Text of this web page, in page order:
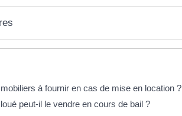
à fournir en cas de mise en location ?
peut-il le vendre en cours de bail ?